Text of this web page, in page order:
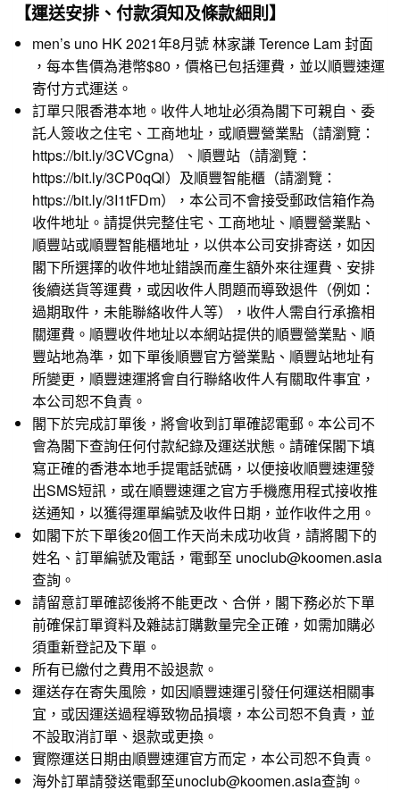
【運送安排、付款須知及條款細則】
men’s uno HK 2021年8月號 林家謙 Terence Lam 封面
，每本售價為港幣$80，價格已包括運費，並以順豐速運
寄付方式運送。
訂單只限香港本地。收件人地址必須為閣下可親自、委
託人簽收之住宅、工商地址，或順豐營業點（請瀏覽：
https://bit.ly/3CVCgna）、順豐站（請瀏覽：
https://bit.ly/3CP0qQl）及順豐智能櫃（請瀏覽：
https://bit.ly/3I1tFDm），本公司不會接受郵政信箱作為
收件地址。請提供完整住宅、工商地址、順豐營業點、
順豐站或順豐智能櫃地址，以供本公司安排寄送，如因
閣下所選擇的收件地址錯誤而產生額外來往運費、安排
後續送貨等運費，或因收件人問題而導致退件（例如：
過期取件，未能聯絡收件人等），收件人需自行承擔相
關運費。順豐收件地址以本網站提供的順豐營業點、順
豐站地為準，如下單後順豐官方營業點、順豐站地址有
所變更，順豐速運將會自行聯絡收件人有關取件事宜，
本公司恕不負責。
閣下於完成訂單後，將會收到訂單確認電郵。本公司不
會為閣下查詢任何付款紀錄及運送狀態。請確保閣下填
寫正確的香港本地手提電話號碼，以便接收順豐速運發
出SMS短訊，或在順豐速運之官方手機應用程式接收推
送通知，以獲得運單編號及收件日期，並作收件之用。
如閣下於下單後20個工作天尚未成功收貨，請將閣下的
姓名、訂單編號及電話，電郵至 unoclub@koomen.asia
查詢。
請留意訂單確認後將不能更改、合併，閣下務必於下單
前確保訂單資料及雜誌訂購數量完全正確，如需加購必
須重新登記及下單。
所有已繳付之費用不設退款。
運送存在寄失風險，如因順豐速運引發任何運送相關事
宜，或因運送過程導致物品損壞，本公司恕不負責，並
不設取消訂單、退款或更換。
實際運送日期由順豐速運官方而定，本公司恕不負責。
海外訂單請發送電郵至unoclub@koomen.asia查詢。